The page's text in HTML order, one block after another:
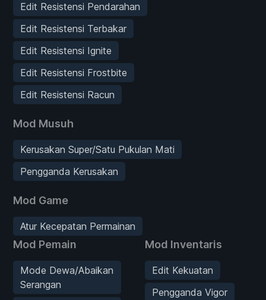
Edit Resistensi Pendarahan
Edit Resistensi Terbakar
Edit Resistensi Ignite
Edit Resistensi Frostbite
Edit Resistensi Racun
Mod Musuh
Kerusakan Super/Satu Pukulan Mati
Pengganda Kerusakan
Mod Game
Atur Kecepatan Permainan
Mod Pemain
Mode Dewa/Abaikan
Serangan
Mod Inventaris
Edit Kekuatan
Pengganda Vigor